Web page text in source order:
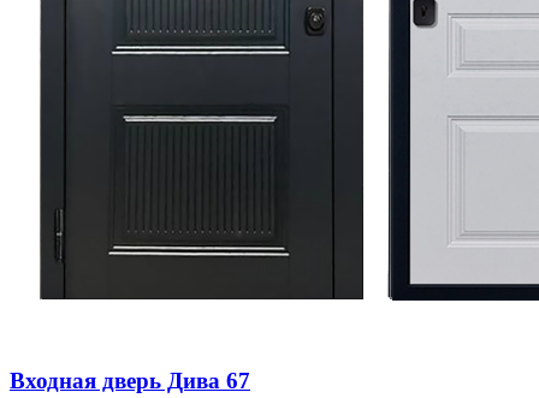
Входная дверь Дива 67